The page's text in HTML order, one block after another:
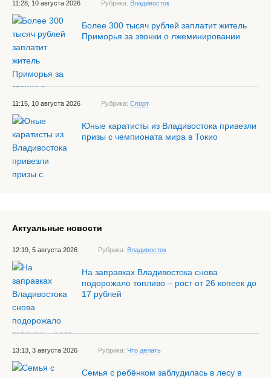
11:28, 10 августа 2026 Рубрика: Владивосток
Более 300 тысяч рублей заплатит житель
Приморья за звонки о лжеминировании
11:15, 10 августа 2026 Рубрика: Спорт
Юные каратисты из Владивостока привезли
призы с чемпионата мира в Токио
Актуальные новости
12:19, 5 августа 2026 Рубрика: Владивосток
На заправках Владивостока снова
подорожало топливо – рост от 26 копеек до
17 рублей
13:13, 3 августа 2026 Рубрика: Что делать
Семья с ребёнком заблудилась в лесу в